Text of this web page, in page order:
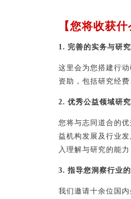
【您将收获
1. 完善的实务与研
这里会为您搭建行
资助，包括研究经
2. 优秀公益领域研
您将与志同道合的
益机构发展及行业
入理解与研究的能
3. 指导您洞察行业
我们邀请十余位国